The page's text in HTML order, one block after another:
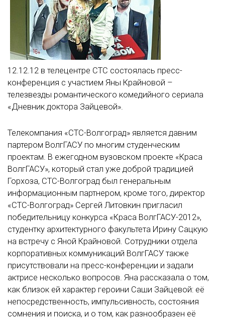
12.12.12 в телецентре СТС состоялась пресс-
конференция с участием Яны Крайновой –
телезвезды романтического комедийного сериала
«Дневник доктора Зайцевой».
Телекомпания «СТС-Волгоград» является давним
партером ВолгГАСУ по многим студенческим
проектам. В ежегодном вузовском проекте «Краса
ВолгГАСУ», который стал уже доброй традицией
Горхоза, СТС-Волгоград был генеральным
информационным партнером, кроме того, директор
«СТС-Волгоград» Сергей Литовкин пригласил
победительницу конкурса «Краса ВолгГАСУ-2012»,
студентку архитектурного факультета Ирину Сацкую
на встречу с Яной Крайновой. Сотрудники отдела
корпоративных коммуникаций ВолгГАСУ также
присутствовали на пресс-конференции и задали
актрисе несколько вопросов. Яна рассказала о том,
как близок ей характер героини Саши Зайцевой: её
непосредственность, импульсивность, состояния
сомнения и поиска, и о том, как разнообразен её